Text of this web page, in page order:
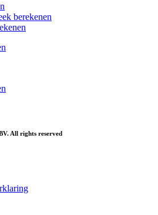
berekenen
All rights reserved